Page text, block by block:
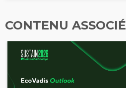
CONTENU ASSOCIÉ